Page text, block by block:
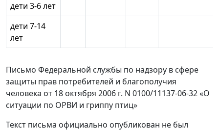
дети 3-6 лет
дети 7-14
лет
Письмо Федеральной службы по надзору в сфере
защиты прав потребителей и благополучия
человека от 18 октября 2006 г. N 0100/11137-06-32 «О
ситуации по ОРВИ и гриппу птиц»
Текст письма официально опубликован не был